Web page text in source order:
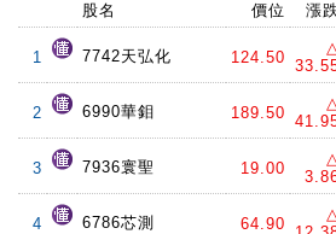
股名 價位 漲
1 7742天弘化 124.50
2 6990華鉬 189.50
3 7936寰聖 19.00
4 6786芯測 64.90